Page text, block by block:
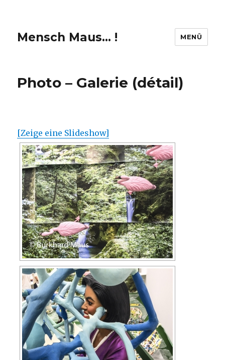
Mensch Maus… ! MENÜ
Photo – Galerie (détail)
[Zeige eine Slideshow]